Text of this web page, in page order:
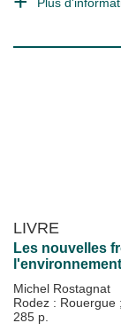
LIVRE
Les nouvelles
l'environnement
Michel Rostagnat
Rodez : Rouergue ;
285 p.